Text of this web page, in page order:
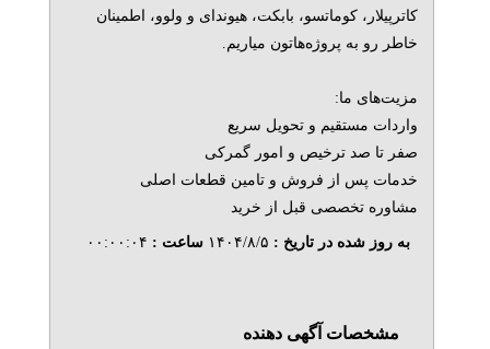
کاترپیلار، کوماتسو، بابکت، هیوندای و ولوو، اطمینان
خاطر رو به پروژه‌هاتون میاریم.
مزیت‌های ما:
واردات مستقیم و تحویل سریع
صفر تا صد ترخیص و امور گمرکی
خدمات پس از فروش و تامین قطعات اصلی
مشاوره تخصصی قبل از خرید
به روز شده در تاریخ : ۱۴۰۴/۸/۵ ساعت : ۰۰:۰۰:۰۴
مشخصات آگهی دهنده